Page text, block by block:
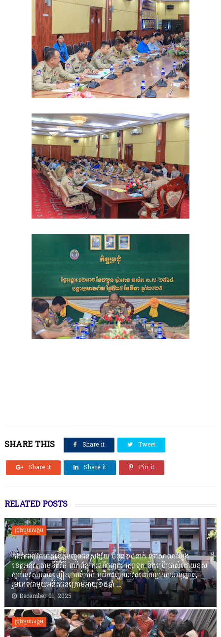
SHARE THIS Share it Tweet
Share it Share it Pin it
RELATED POSTS
ជ្រុងមួយសង្គម
កងរាជឣាវុធហត្ថខេត្តបញ្ជូនជនសង្ស័យ ចំនួន១៤នាក់ ទៅសាលាដំបូង
ខេត្តឣនុវត្តតាមនីតិវិធី ពាក់ព័ន្ធ ករណីជួញដូរ រក្សាទុក និងប្រើប្រាស់ដោយខុស
ច្បាប់នូវសារធាតុញៀន, កាន់កាប់ ឬដឹកជញ្ជូនអាវុធដោយគ្មានការអនុញ្ញាត,
រួមភេទជាមួយអនីតិជនក្រោមអាយុ១៥ឆ្នាំ ...
December 01, 2025
ជ្រុងមួយសង្គម